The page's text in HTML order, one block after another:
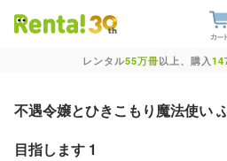
レンタル55万冊以上、購入
不遇令嬢とひきこもり魔法使い
目指します 1